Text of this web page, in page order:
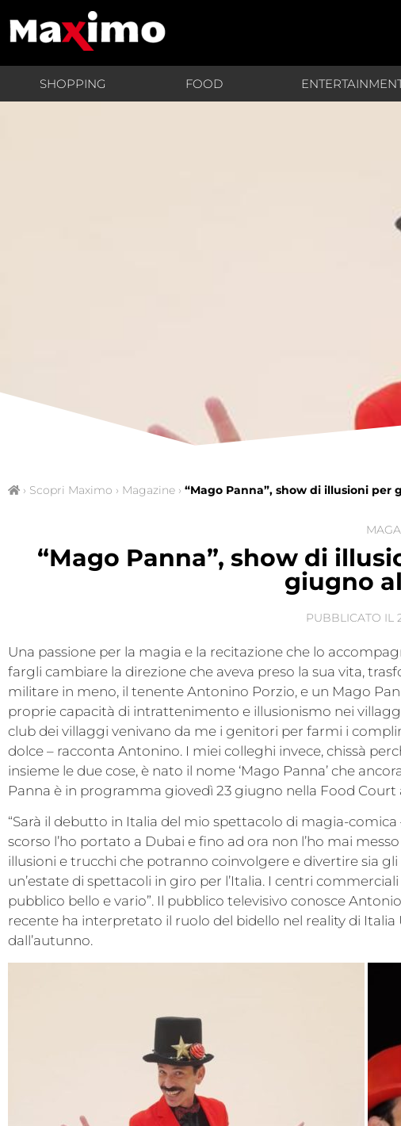
SHOPPING FOOD
› Scopri Maximo › Magazine › “Mago Panna”, show di illusioni
“Mago Panna”, show di
giugno
PUBBLICATO IL
Una passione per la magia e la recitazione che lo
fargli cambiare la direzione che aveva preso la sua vita,
militare in meno, il tenente Antonino Porzio, e un Mago
proprie capacità di intrattenimento e illusionismo nei
club dei villaggi venivano da me i genitori per farmi i
dolce – racconta Antonino. I miei colleghi invece, chissà
insieme le due cose, è nato il nome ‘Mago Panna’ che
Panna è in programma giovedì 23 giugno nella Food
“Sarà il debutto in Italia del mio spettacolo di magia-
scorso l’ho portato a Dubai e fino ad ora non l’ho mai
illusioni e trucchi che potranno coinvolgere e divertire sia
un’estate di spettacoli in giro per l’Italia. I centri
pubblico bello e vario”. Il pubblico televisivo conosce
recente ha interpretato il ruolo del bidello nel reality di Italia
dall’autunno.